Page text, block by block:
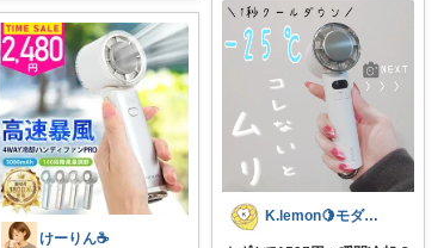
けーりん☕️
K.lemon🍋モダン+家事楽+🐶